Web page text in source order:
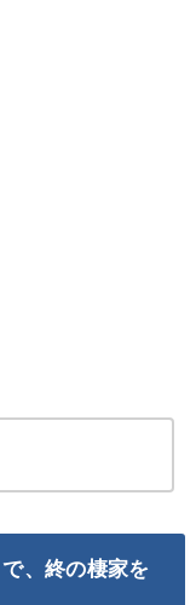
、終の棲家を